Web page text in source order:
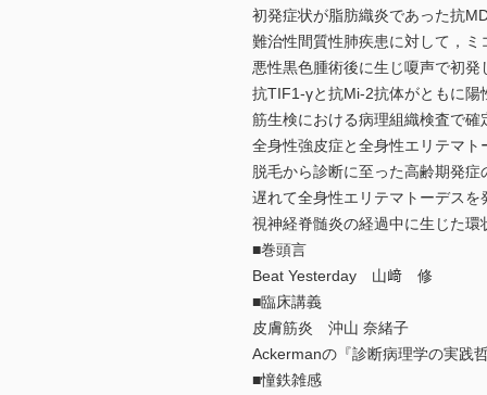
初発症状が脂肪織炎であった抗
難治性間質性肺疾患に対して，
悪性黒色腫術後に生じ嗄声で初
抗TIF1-γと抗Mi-2抗体がともに
筋生検における病理組織検査で
全身性強皮症と全身性エリテマ
脱毛から診断に至った高齢期発
遅れて全身性エリテマトーデス
視神経脊髄炎の経過中に生じた
■巻頭言
Beat Yesterday 山﨑 修
■臨床講義
皮膚筋炎 沖山 奈緒子
Ackermanの『診断病理学の実
■憧鉄雑感